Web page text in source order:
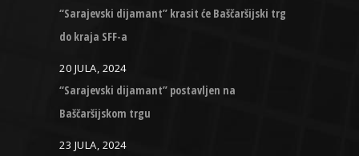
“Sarajevski dijamant” krasit će Baščaršijski trg
do kraja SFF-a
20 JULA, 2024
“Sarajevski dijamant” postavljen na
Baščaršijskom trgu
23 JULA, 2024